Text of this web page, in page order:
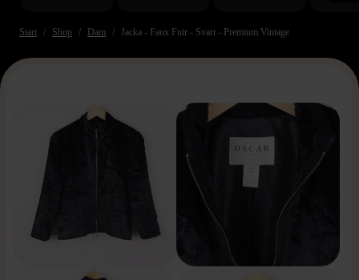
Start Shop Dam Jacka - Faux Fuir - Svart - Premium Vintage